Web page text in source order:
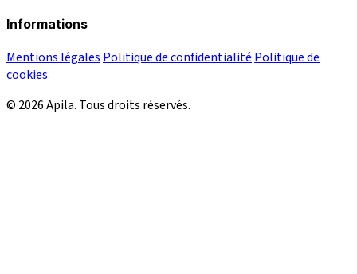
Informations
Mentions légales Politique de confidentialité Politique de
cookies
© 2026 Apila. Tous droits réservés.